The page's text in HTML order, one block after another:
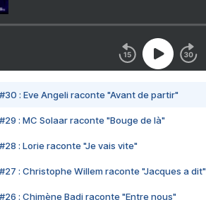
#30 : Eve Angeli raconte "Avant de partir"
#29 : MC Solaar raconte "Bouge de là"
#28 : Lorie raconte "Je vais vite"
#27 : Christophe Willem raconte "Jacques a dit"
#26 : Chimène Badi raconte "Entre nous"